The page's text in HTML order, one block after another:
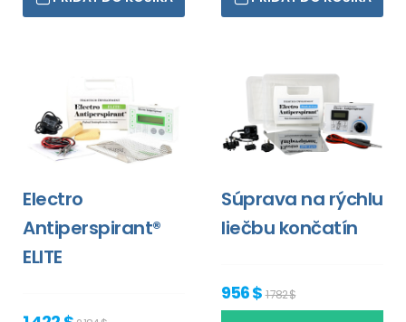
Electro
Antiperspirant®
ELITE
Súprava na rýchlu
liečbu končatín
956 $1 782 $